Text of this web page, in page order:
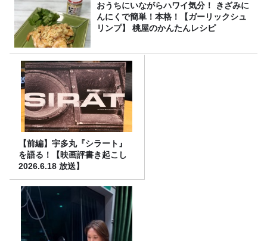
おうちにいながらハワイ気分！ きざみに
んにくで簡単！本格！【ガーリックシュ
リンプ】 桃屋のかんたんレシピ
【前編】宇多丸『シラート』
を語る！【映画評書き起こし
2026.6.18 放送】